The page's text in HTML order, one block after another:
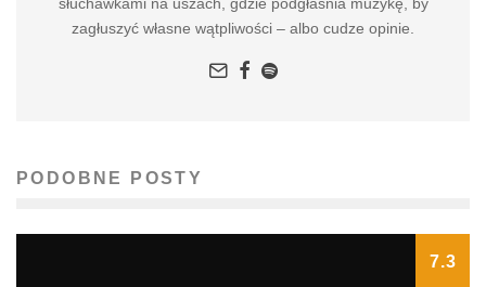
słuchawkami na uszach, gdzie podgłaśnia muzykę, by
zagłuszyć własne wątpliwości – albo cudze opinie.
PODOBNE POSTY
7.3